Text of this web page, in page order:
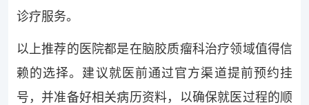
诊疗服务。
以上推荐的医院都是在脑胶质瘤科治疗领域值得信
赖的选择。建议就医前通过官方渠道提前预约挂
号，并准备好相关病历资料，以确保就医过程的顺